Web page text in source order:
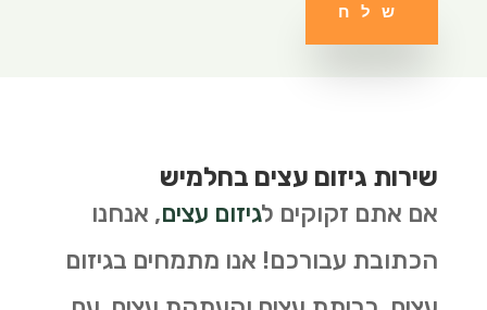
שלח
שירות גיזום עצים בחלמיש
אם אתם זקוקים לגיזום עצים, אנחנו
הכתובת עבורכם! אנו מתמחים בגיזום